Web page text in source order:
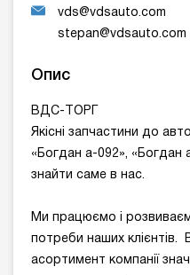
vds@vdsauto.com
stepan@vdsauto.com
Опис
ВДС-ТОРГ
Якісні запчастини до
«Богдан а-092», «Богдан
знайти саме в нас.
Ми працюємо і
потреби наших клієнтів.
асортимент компанії